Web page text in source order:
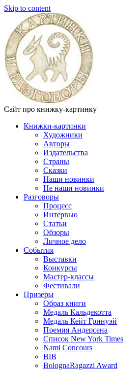
Skip to content
Сайт про книжку-картинку
Книжки-картинки
Художники
Авторы
Издательства
Страны
Сказки
Наши новинки
Не наши новинки
Разговоры
Процесс
Интервью
Статьи
Обзоры
Личное дело
События
Выставки
Конкурсы
Мастер-классы
Фестивали
Призеры
Образ книги
Медаль Кальдекотта
Медаль Кейт Гринуэй
Премия Андерсена
Список New York Times
Nami Concours
BIB
BolognaRagazzi Award